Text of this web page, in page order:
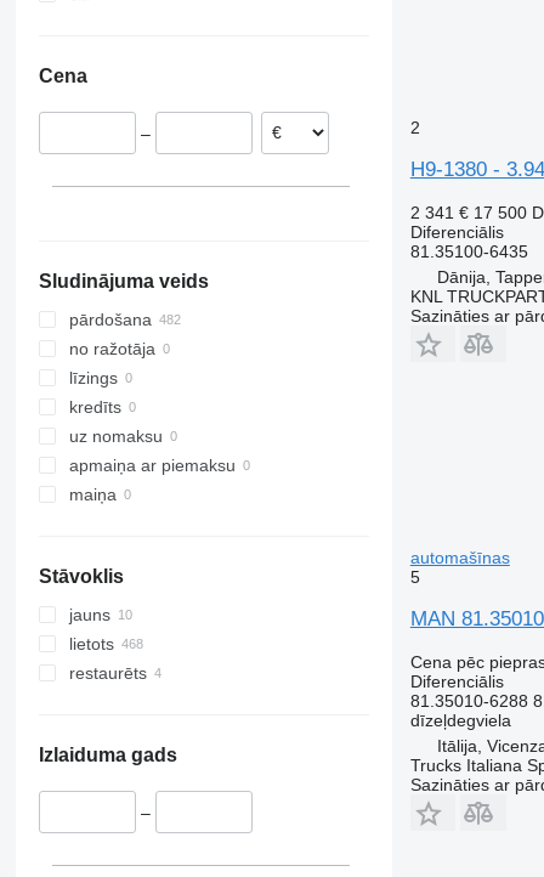
Itālija
Nīderlande
Cena
–
Sludinājuma veids
pārdošana
no ražotāja
līzings
kredīts
uz nomaksu
apmaiņa ar piemaksu
maiņa
Stāvoklis
jauns
lietots
restaurēts
Izlaiduma gads
–
2
H9-1380 -
2 341 € 17 500
Diferenciālis
81.35100-6435
Dānija,
KNL
Sazināties ar
automašīnas
5
MAN
Cena pēc
Diferenciālis
81.35010-6288
dīzeļdegviela
Itālija,
Trucks Italiana
Sazināties ar